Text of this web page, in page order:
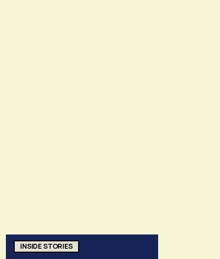
INSIDE STORIES